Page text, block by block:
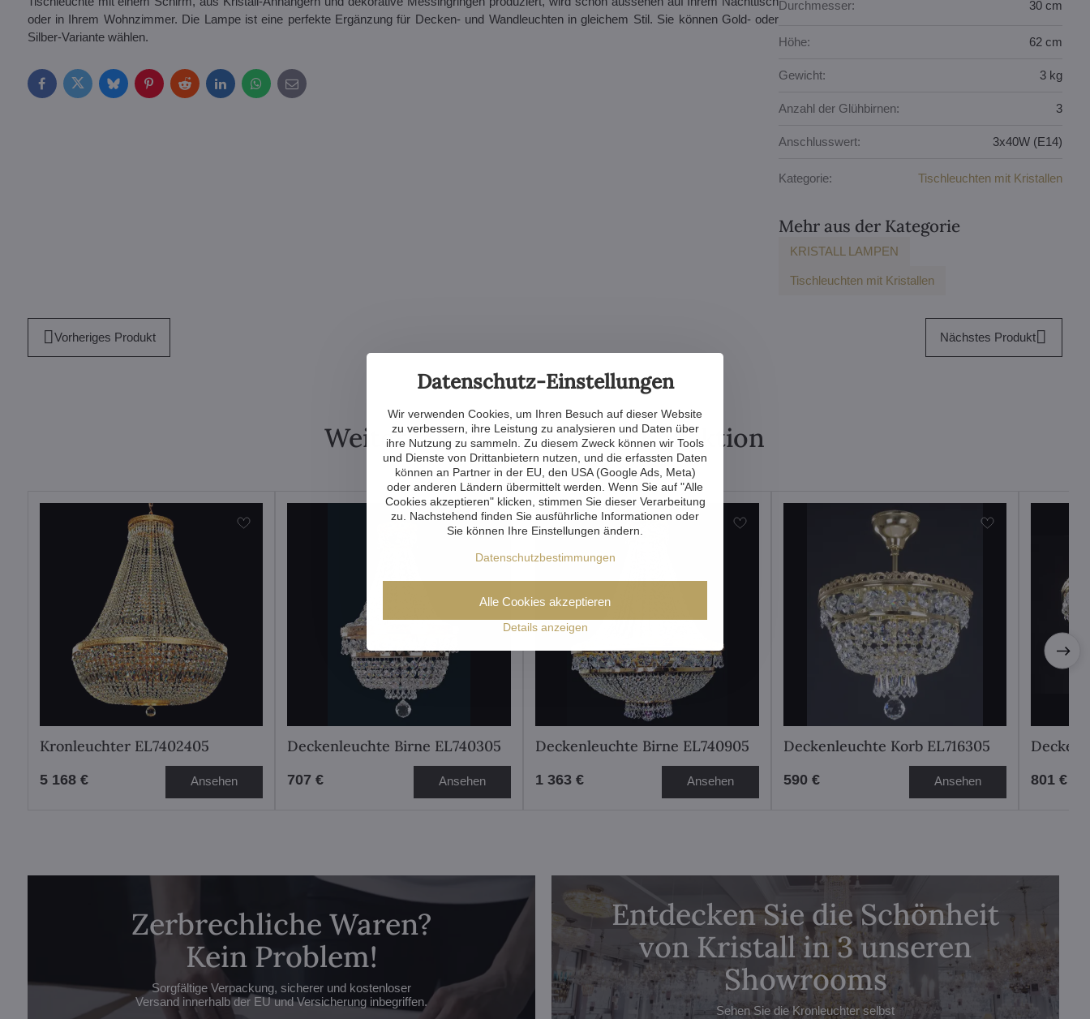
oder in Ihrem Wohnzimmer. Die Lampe ist eine perfekte Ergänzung für Decken- und Wandleuchten in gleichem Stil. Sie können Gold- oder
Silber-Variante wählen.
FacebookTwitterBlueskyPinterestRedditLinkedInWhatsApp
E-
mail
Durchmesser: 30 cm
Höhe: 62 cm
Gewicht: 3 kg
Anzahl der Glühbirnen: 3
Anschlusswert: 3x40W (E14)
Kategorie: Tischleuchten mit Kristallen
Mehr aus der Kategorie
KRISTALL LAMPEN
Tischleuchten mit Kristallen
Vorheriges Produkt Nächstes Produkt
Weitere Produkte aus der Kollektion
Kronleuchter EL7402405
5 168 € Ansehen
Deckenleuchte Birne EL740305
707 € Ansehen
Deckenleuchte Birne EL740905
1 363 € Ansehen
Deckenleuchte Korb EL716305
590 € Ansehen 801 €
Zerbrechliche Waren?
Kein Problem!
Sorgfältige Verpackung, sicherer und kostenloser
Versand innerhalb der EU und Versicherung inbegriffen.
Entdecken Sie die Schönheit
von Kristall in 3 unseren
Showrooms
Sehen Sie die Kronleuchter selbst
Datenschutz-Einstellungen
Wir verwenden Cookies, um Ihren Besuch auf dieser Website
zu verbessern, ihre Leistung zu analysieren und Daten über
ihre Nutzung zu sammeln. Zu diesem Zweck können wir Tools
und Dienste von Drittanbietern nutzen, und die erfassten Daten
können an Partner in der EU, den USA (Google Ads, Meta)
oder anderen Ländern übermittelt werden. Wenn Sie auf "Alle
Cookies akzeptieren" klicken, stimmen Sie dieser Verarbeitung
zu. Nachstehend finden Sie ausführliche Informationen oder
Sie können Ihre Einstellungen ändern.
Datenschutzbestimmungen
Details anzeigen
Alle Cookies akzeptieren